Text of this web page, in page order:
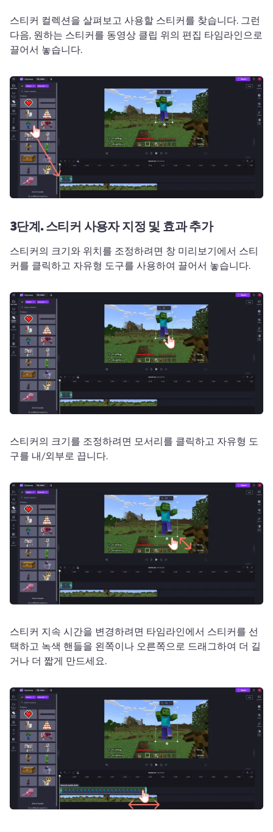
스티커 컬렉션을 살펴보고 사용할 스티커를 찾습니다. 그런
다음, 원하는 스티커를 동영상 클립 위의 편집 타임라인으로
끌어서 놓습니다.
3단계. 스티커 사용자 지정 및 효과 추가
스티커의 크기와 위치를 조정하려면 창 미리보기에서 스티
커를 클릭하고 자유형 도구를 사용하여 끌어서 놓습니다.
스티커의 크기를 조정하려면 모서리를 클릭하고 자유형 도
구를 내/외부로 끕니다.
스티커 지속 시간을 변경하려면 타임라인에서 스티커를 선
택하고 녹색 핸들을 왼쪽이나 오른쪽으로 드래그하여 더 길
거나 더 짧게 만드세요.